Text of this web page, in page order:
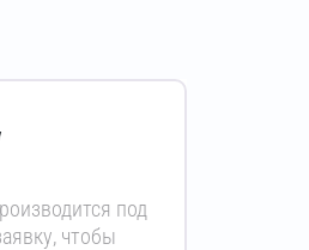
под
чтобы